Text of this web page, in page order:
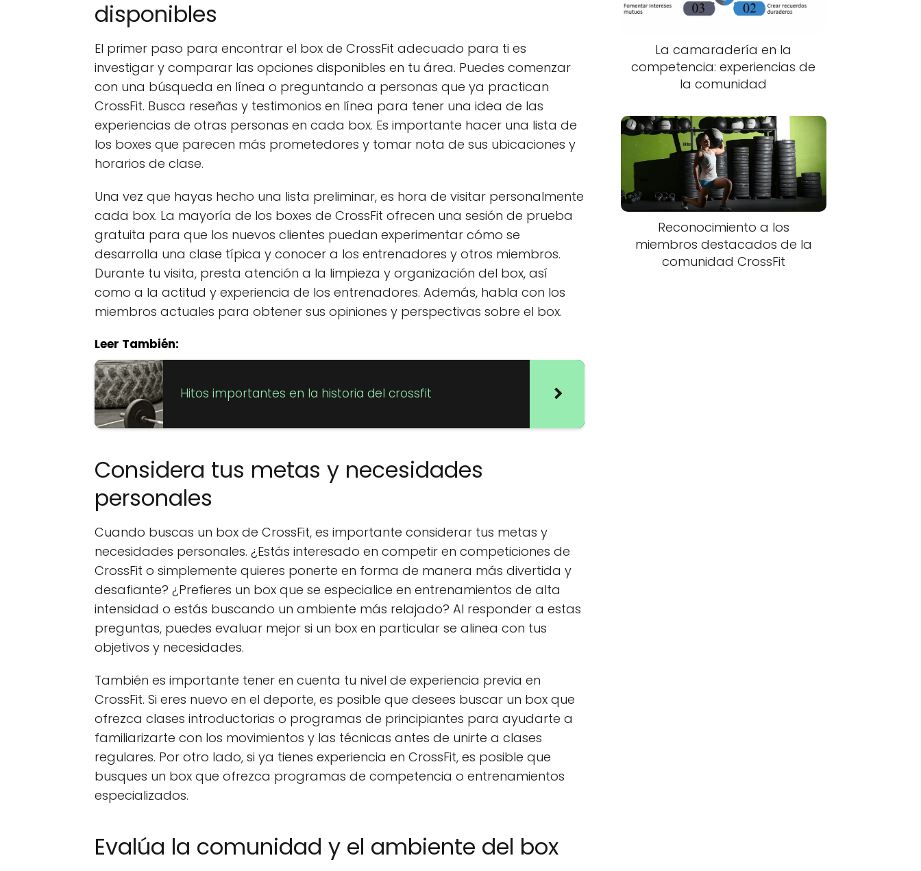
disponibles
El primer paso para encontrar el box de CrossFit adecuado para ti es
investigar y comparar las opciones disponibles en tu área. Puedes comenzar
con una búsqueda en línea o preguntando a personas que ya practican
CrossFit. Busca reseñas y testimonios en línea para tener una idea de las
experiencias de otras personas en cada box. Es importante hacer una lista de
los boxes que parecen más prometedores y tomar nota de sus ubicaciones y
horarios de clase.
Una vez que hayas hecho una lista preliminar, es hora de visitar personalmente
cada box. La mayoría de los boxes de CrossFit ofrecen una sesión de prueba
gratuita para que los nuevos clientes puedan experimentar cómo se
desarrolla una clase típica y conocer a los entrenadores y otros miembros.
Durante tu visita, presta atención a la limpieza y organización del box, así
como a la actitud y experiencia de los entrenadores. Además, habla con los
miembros actuales para obtener sus opiniones y perspectivas sobre el box.
Leer También:
Hitos importantes en la historia del crossfit
Considera tus metas y necesidades
personales
Cuando buscas un box de CrossFit, es importante considerar tus metas y
necesidades personales. ¿Estás interesado en competir en competiciones de
CrossFit o simplemente quieres ponerte en forma de manera más divertida y
desafiante? ¿Prefieres un box que se especialice en entrenamientos de alta
intensidad o estás buscando un ambiente más relajado? Al responder a estas
preguntas, puedes evaluar mejor si un box en particular se alinea con tus
objetivos y necesidades.
También es importante tener en cuenta tu nivel de experiencia previa en
CrossFit. Si eres nuevo en el deporte, es posible que desees buscar un box que
ofrezca clases introductorias o programas de principiantes para ayudarte a
familiarizarte con los movimientos y las técnicas antes de unirte a clases
regulares. Por otro lado, si ya tienes experiencia en CrossFit, es posible que
busques un box que ofrezca programas de competencia o entrenamientos
especializados.
Evalúa la comunidad y el ambiente del box
La camaradería en la
competencia: experiencias de
la comunidad
Reconocimiento a los
miembros destacados de la
comunidad CrossFit